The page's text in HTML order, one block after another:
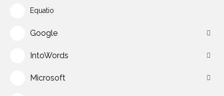
Equatio
Google
IntoWords
Microsoft